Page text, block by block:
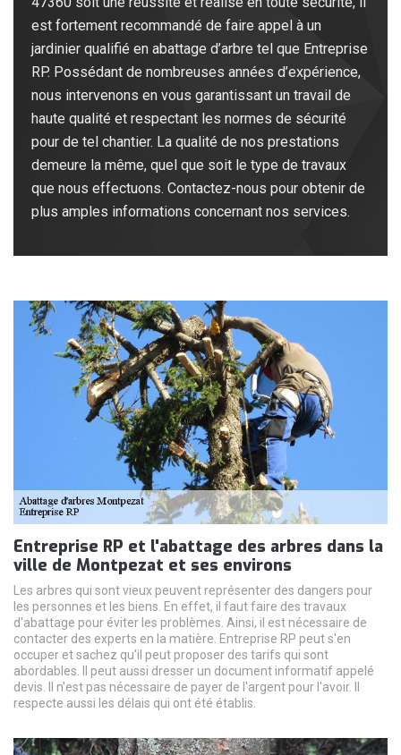
est fortement recommandé de faire appel à un
jardinier qualifié en abattage d’arbre tel que Entreprise
RP. Possédant de nombreuses années d’expérience,
nous intervenons en vous garantissant un travail de
haute qualité et respectant les normes de sécurité
pour de tel chantier. La qualité de nos prestations
demeure la même, quel que soit le type de travaux
que nous effectuons. Contactez-nous pour obtenir de
plus amples informations concernant nos services.
Entreprise RP et l'abattage des arbres dans la
ville de Montpezat et ses environs
Les arbres qui sont vieux peuvent représenter des dangers pour
les personnes et les biens. En effet, il faut faire des travaux
d'abattage pour éviter les problèmes. Ainsi, il est nécessaire de
contacter des experts en la matière. Entreprise RP peut s'en
occuper et sachez qu'il peut proposer des tarifs qui sont
abordables. Il peut aussi dresser un document informatif appelé
devis. Il n'est pas nécessaire de payer de l'argent pour l'avoir. Il
respecte aussi les délais qui ont été établis.